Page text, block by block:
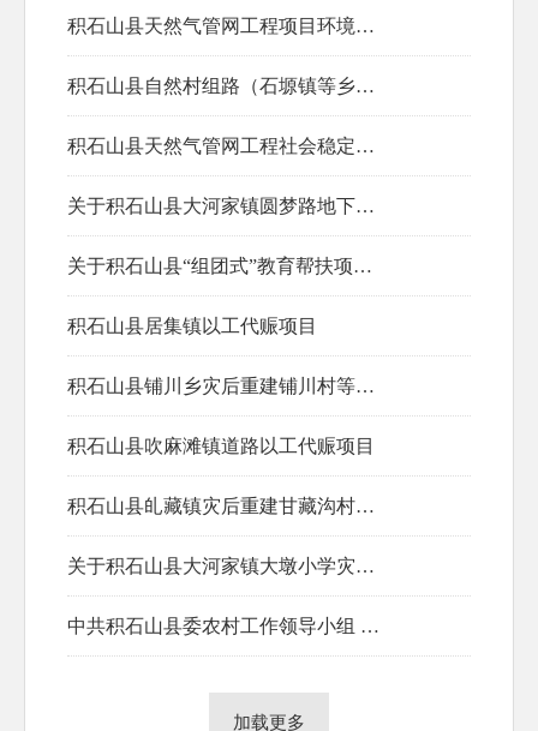
2025-07-28
积石山县天然气管网工程项目环境影响报告书第二次公示
2025-06-18
积石山县自然村组路（石塬镇等乡镇）以工代赈项目公示
2025-05-16
积石山县天然气管网工程社会稳定风险公众参与信息公示
2025-04-24
关于积石山县大河家镇圆梦路地下管网及道路工程规划设计方案批前公示
2024-09-22
关于积石山县“组团式”教育帮扶项目—积石中学盥洗室建设项目规划设计方案批前公示
积石山县居集镇以工代赈项目
2024-06-28
积石山县铺川乡灾后重建铺川村等村道路改建工程
2024-06-28
积石山县吹麻滩镇道路以工代赈项目
2024-06-28
积石山县癿藏镇灾后重建甘藏沟村等村村社道路硬化工程
2024-06-28
关于积石山县大河家镇大墩小学灾后异地重建教学楼建设项目等4个项目规划设计方案批前公示
2024-06-21
中共积石山县委农村工作领导小组 积石山县实施乡村振兴战略领导小组关于印发《积石山县2024年东西部协作第二批资金项目计划》的通知
加载更多